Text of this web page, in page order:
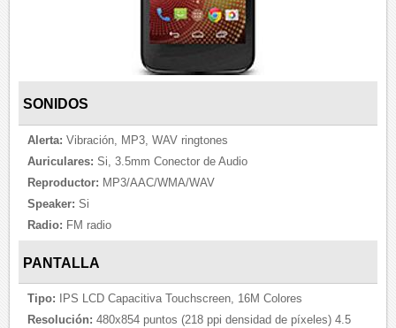
SONIDOS
Alerta: Vibración, MP3, WAV ringtones
Auriculares: Si, 3.5mm Conector de Audio
Reproductor: MP3/AAC/WMA/WAV
Speaker: Si
Radio: FM radio
PANTALLA
Tipo: IPS LCD Capacitiva Touchscreen, 16M Colores
Resolución: 480x854 puntos (218 ppi densidad de píxeles) 4.5